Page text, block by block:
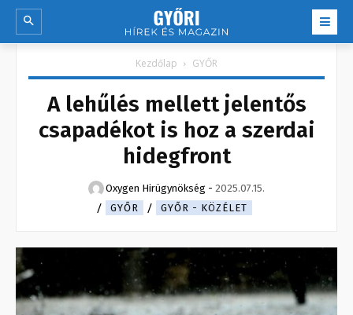
Kezdőlap GYŐR
A lehűlés mellett jelentős
csapadékot is hoz a szerdai
hidegfront
Oxygen Hirügynökség - 2025.07.15.
GYŐR
GYŐR - KÖZÉLET